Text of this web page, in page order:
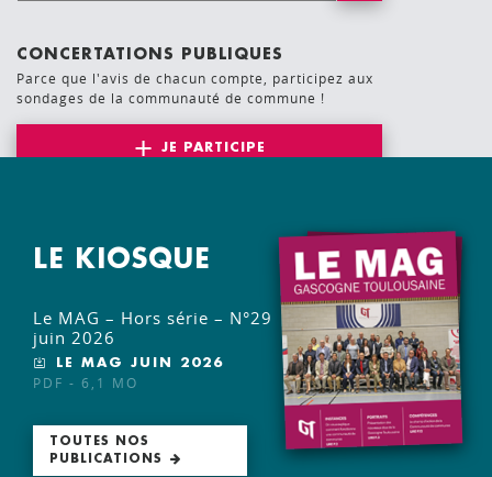
CONCERTATIONS PUBLIQUES
Parce que l'avis de chacun compte, participez aux
sondages de la communauté de commune !
JE PARTICIPE
LE KIOSQUE
Le MAG – Hors série – N°29
juin 2026
LE MAG JUIN 2026
PDF - 6,1 MO
TOUTES NOS
PUBLICATIONS